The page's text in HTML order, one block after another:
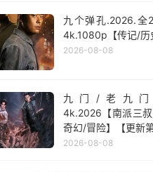
九个弹孔.2026.全
4k.1080p【传记/历
2026-08-08
九门/老九
4k.2026【南派三
奇幻/冒险】【更新
2026-08-08